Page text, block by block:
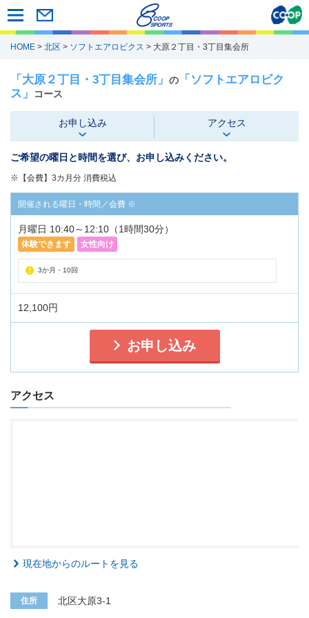
HOME > 北区 > ソフトエアロビクス > 大原２丁目・3丁目集会所
「大原２丁目・3丁目集会所」 の 「ソフトエアロビク
ス」
コース
お申し込み アクセス
ご希望の曜日と時間を選び、お申し込みください。
※【会費】3カ月分 消費税込
月曜日 10:40～12:10（1時間30分）
体験できます 女性向け
3か月・10回
12,100円
お申し込み
アクセス
現在地からのルートを見る
住所 北区大原3-1